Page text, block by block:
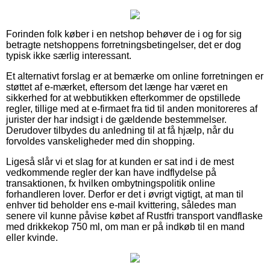
Forinden folk køber i en netshop behøver de i og for sig
betragte netshoppens forretningsbetingelser, det er dog
typisk ikke særlig interessant.
Et alternativt forslag er at bemærke om online forretningen er
støttet af e-mærket, eftersom det længe har været en
sikkerhed for at webbutikken efterkommer de opstillede
regler, tillige med at e-firmaet fra tid til anden monitoreres af
jurister der har indsigt i de gældende bestemmelser.
Derudover tilbydes du anledning til at få hjælp, når du
forvoldes vanskeligheder med din shopping.
Ligeså slår vi et slag for at kunden er sat ind i de mest
vedkommende regler der kan have indflydelse på
transaktionen, fx hvilken ombytningspolitik online
forhandleren lover. Derfor er det i øvrigt vigtigt, at man til
enhver tid beholder ens e-mail kvittering, således man
senere vil kunne påvise købet af Rustfri transport vandflaske
med drikkekop 750 ml, om man er på indkøb til en mand
eller kvinde.